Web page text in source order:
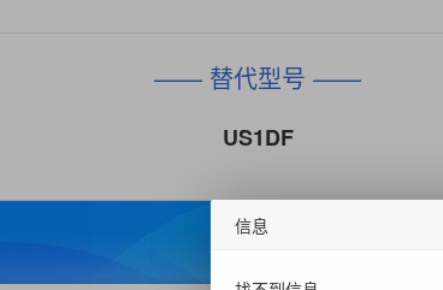
—— 替代型号 ——
US1DF
信息